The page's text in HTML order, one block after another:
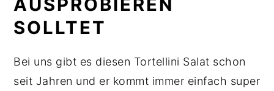
AUSPROBIEREN
SOLLTET
Bei uns gibt es diesen Tortellini Salat schon
seit Jahren und er kommt immer einfach super